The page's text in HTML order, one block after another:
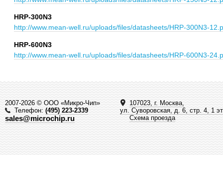
HRP-300N3
http://www.mean-well.ru/uploads/files/datasheets/HRP-300N3-
HRP-600N3
http://www.mean-well.ru/uploads/files/datasheets/HRP-600N3-
2007-2026 © ООО «Микро-Чип»
Телефон:(495) 223-2339
sales@microchip.ru
107023, г. Москва,
ул. Суворовская, д. 6, стр. 4, 1
Схема проезда